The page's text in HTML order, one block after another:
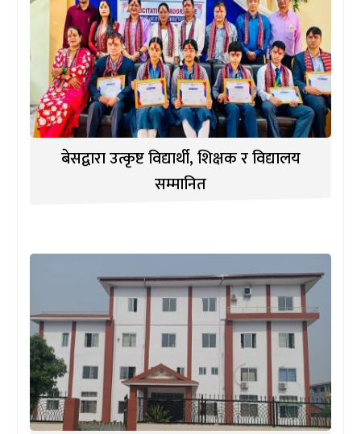
बेसद्वारा उत्कृष्ट विद्यार्थी, शिक्षक र विद्यालय
सम्मानित